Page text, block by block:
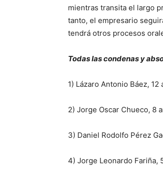
mientras transita el largo
tanto, el empresario
tendrá otros procesos
Todas las condenas y
1) Lázaro Antonio Báez, 12
2) Jorge Oscar Chueco, 8
3) Daniel Rodolfo Pérez
4) Jorge Leonardo Fariña,